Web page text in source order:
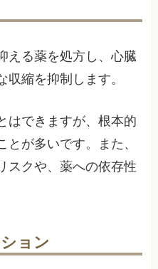
える薬を処方し、心臓
縮を抑制します。
はできますが、根本的
が多いです。また、
スクや、薬への依存性
ョン